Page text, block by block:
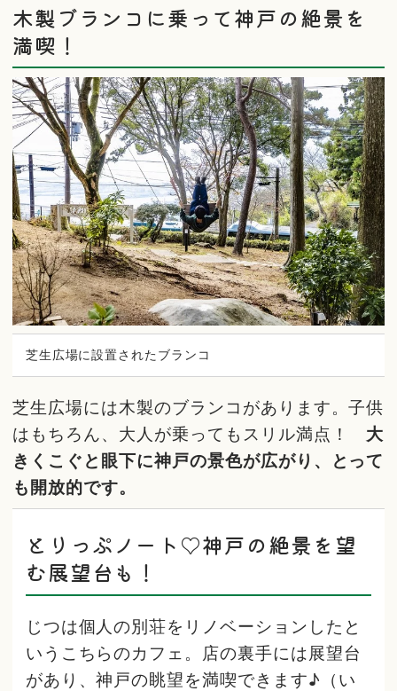
木製ブランコに乗って神戸の絶景を
満喫！
芝生広場に設置されたブランコ
芝生広場には木製のブランコがあります。子供
はもちろん、大人が乗ってもスリル満点！ 大
きくこぐと眼下に神戸の景色が広がり、とって
も開放的です。
とりっぷノート♡神戸の絶景を望
む展望台も！
じつは個人の別荘をリノベーションしたと
いうこちらのカフェ。店の裏手には展望台
があり、神戸の眺望を満喫できます♪（い